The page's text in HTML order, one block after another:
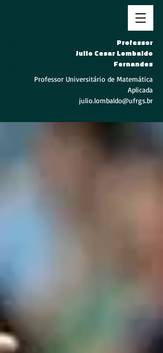
Professor
Julio Cesar Lombaldo
Fernandes
Professor Universitário de Matemática
Aplicada
julio.lombaldo@ufrgs.br